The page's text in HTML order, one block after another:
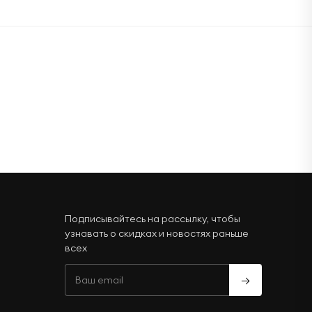
Подписывайтесь на рассылку, чтобы
узнавать о скидках и новостях раньше
всех
→